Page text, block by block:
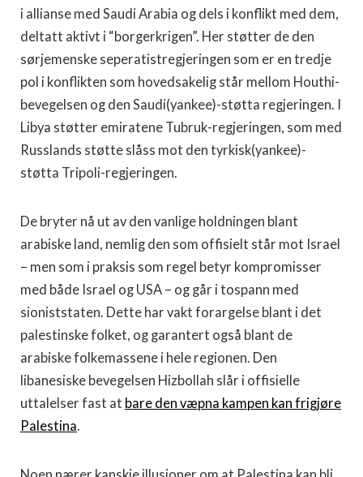
i allianse med Saudi Arabia og dels i konflikt med dem,
deltatt aktivt i “borgerkrigen”. Her støtter de den
sørjemenske seperatistregjeringen som er en tredje
pol i konflikten som hovedsakelig står mellom Houthi-
bevegelsen og den Saudi(yankee)-støtta regjeringen. I
Libya støtter emiratene Tubruk-regjeringen, som med
Russlands støtte slåss mot den tyrkisk(yankee)-
støtta Tripoli-regjeringen.
De bryter nå ut av den vanlige holdningen blant
arabiske land, nemlig den som offisielt står mot Israel
– men som i praksis som regel betyr kompromisser
med både Israel og USA – og går i tospann med
sioniststaten. Dette har vakt forargelse blant i det
palestinske folket, og garantert også blant de
arabiske folkemassene i hele regionen. Den
libanesiske bevegelsen Hizbollah slår i offisielle
uttalelser fast at bare den væpna kampen kan frigjøre
Palestina.